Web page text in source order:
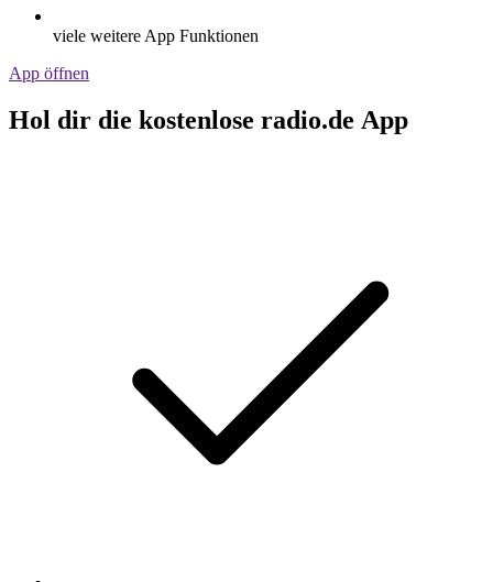
viele weitere App Funktionen
App öffnen
Hol dir die kostenlose radio.de App